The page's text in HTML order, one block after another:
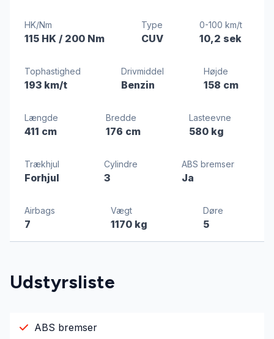
HK/Nm
115 HK / 200 Nm
Type
CUV
0-100 km/t
10,2 sek
Tophastighed
193 km/t
Drivmiddel
Benzin
Højde
158 cm
Længde
411 cm
Bredde
176 cm
Lasteevne
580 kg
Trækhjul
Forhjul
Cylindre
3
ABS bremser
Ja
Airbags
7
Vægt
1170 kg
Døre
5
Udstyrsliste
ABS bremser